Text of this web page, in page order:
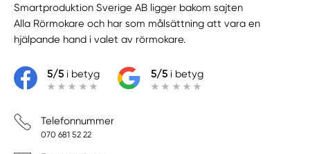
Smartproduktion Sverige AB ligger bakom sajten
Alla Rörmokare och har som målsättning att vara en
hjälpande hand i valet av rörmokare.
5/5i betyg 5/5i betyg
Telefonnummer
070 681 52 22